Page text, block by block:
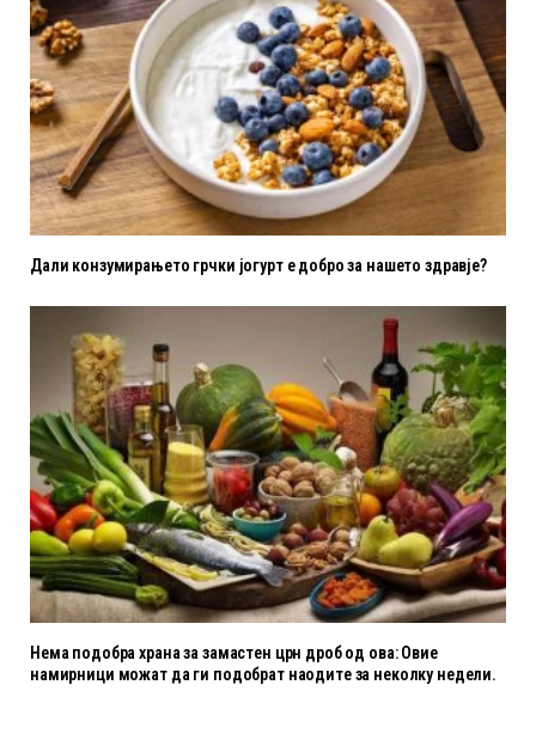
Дали конзумирањето грчки јогурт е добро за нашето здравје?
Нема подобра храна за замастен црн дроб од ова: Овие
намирници можат да ги подобрат наодите за неколку недели.